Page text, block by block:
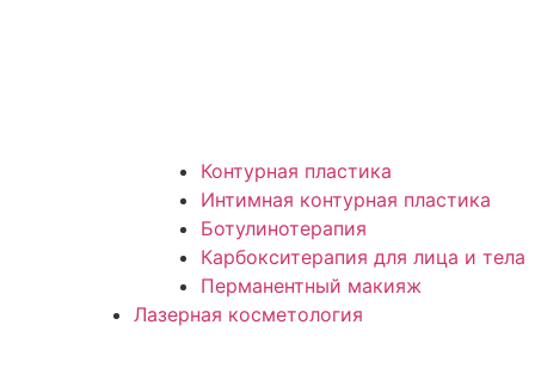
Контурная пластика
Интимная контурная пластика
Ботулинотерапия
Карбокситерапия для лица и тела
Перманентный макияж
Лазерная косметология